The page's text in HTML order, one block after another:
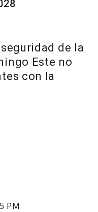
de la
Este no
con la
PM